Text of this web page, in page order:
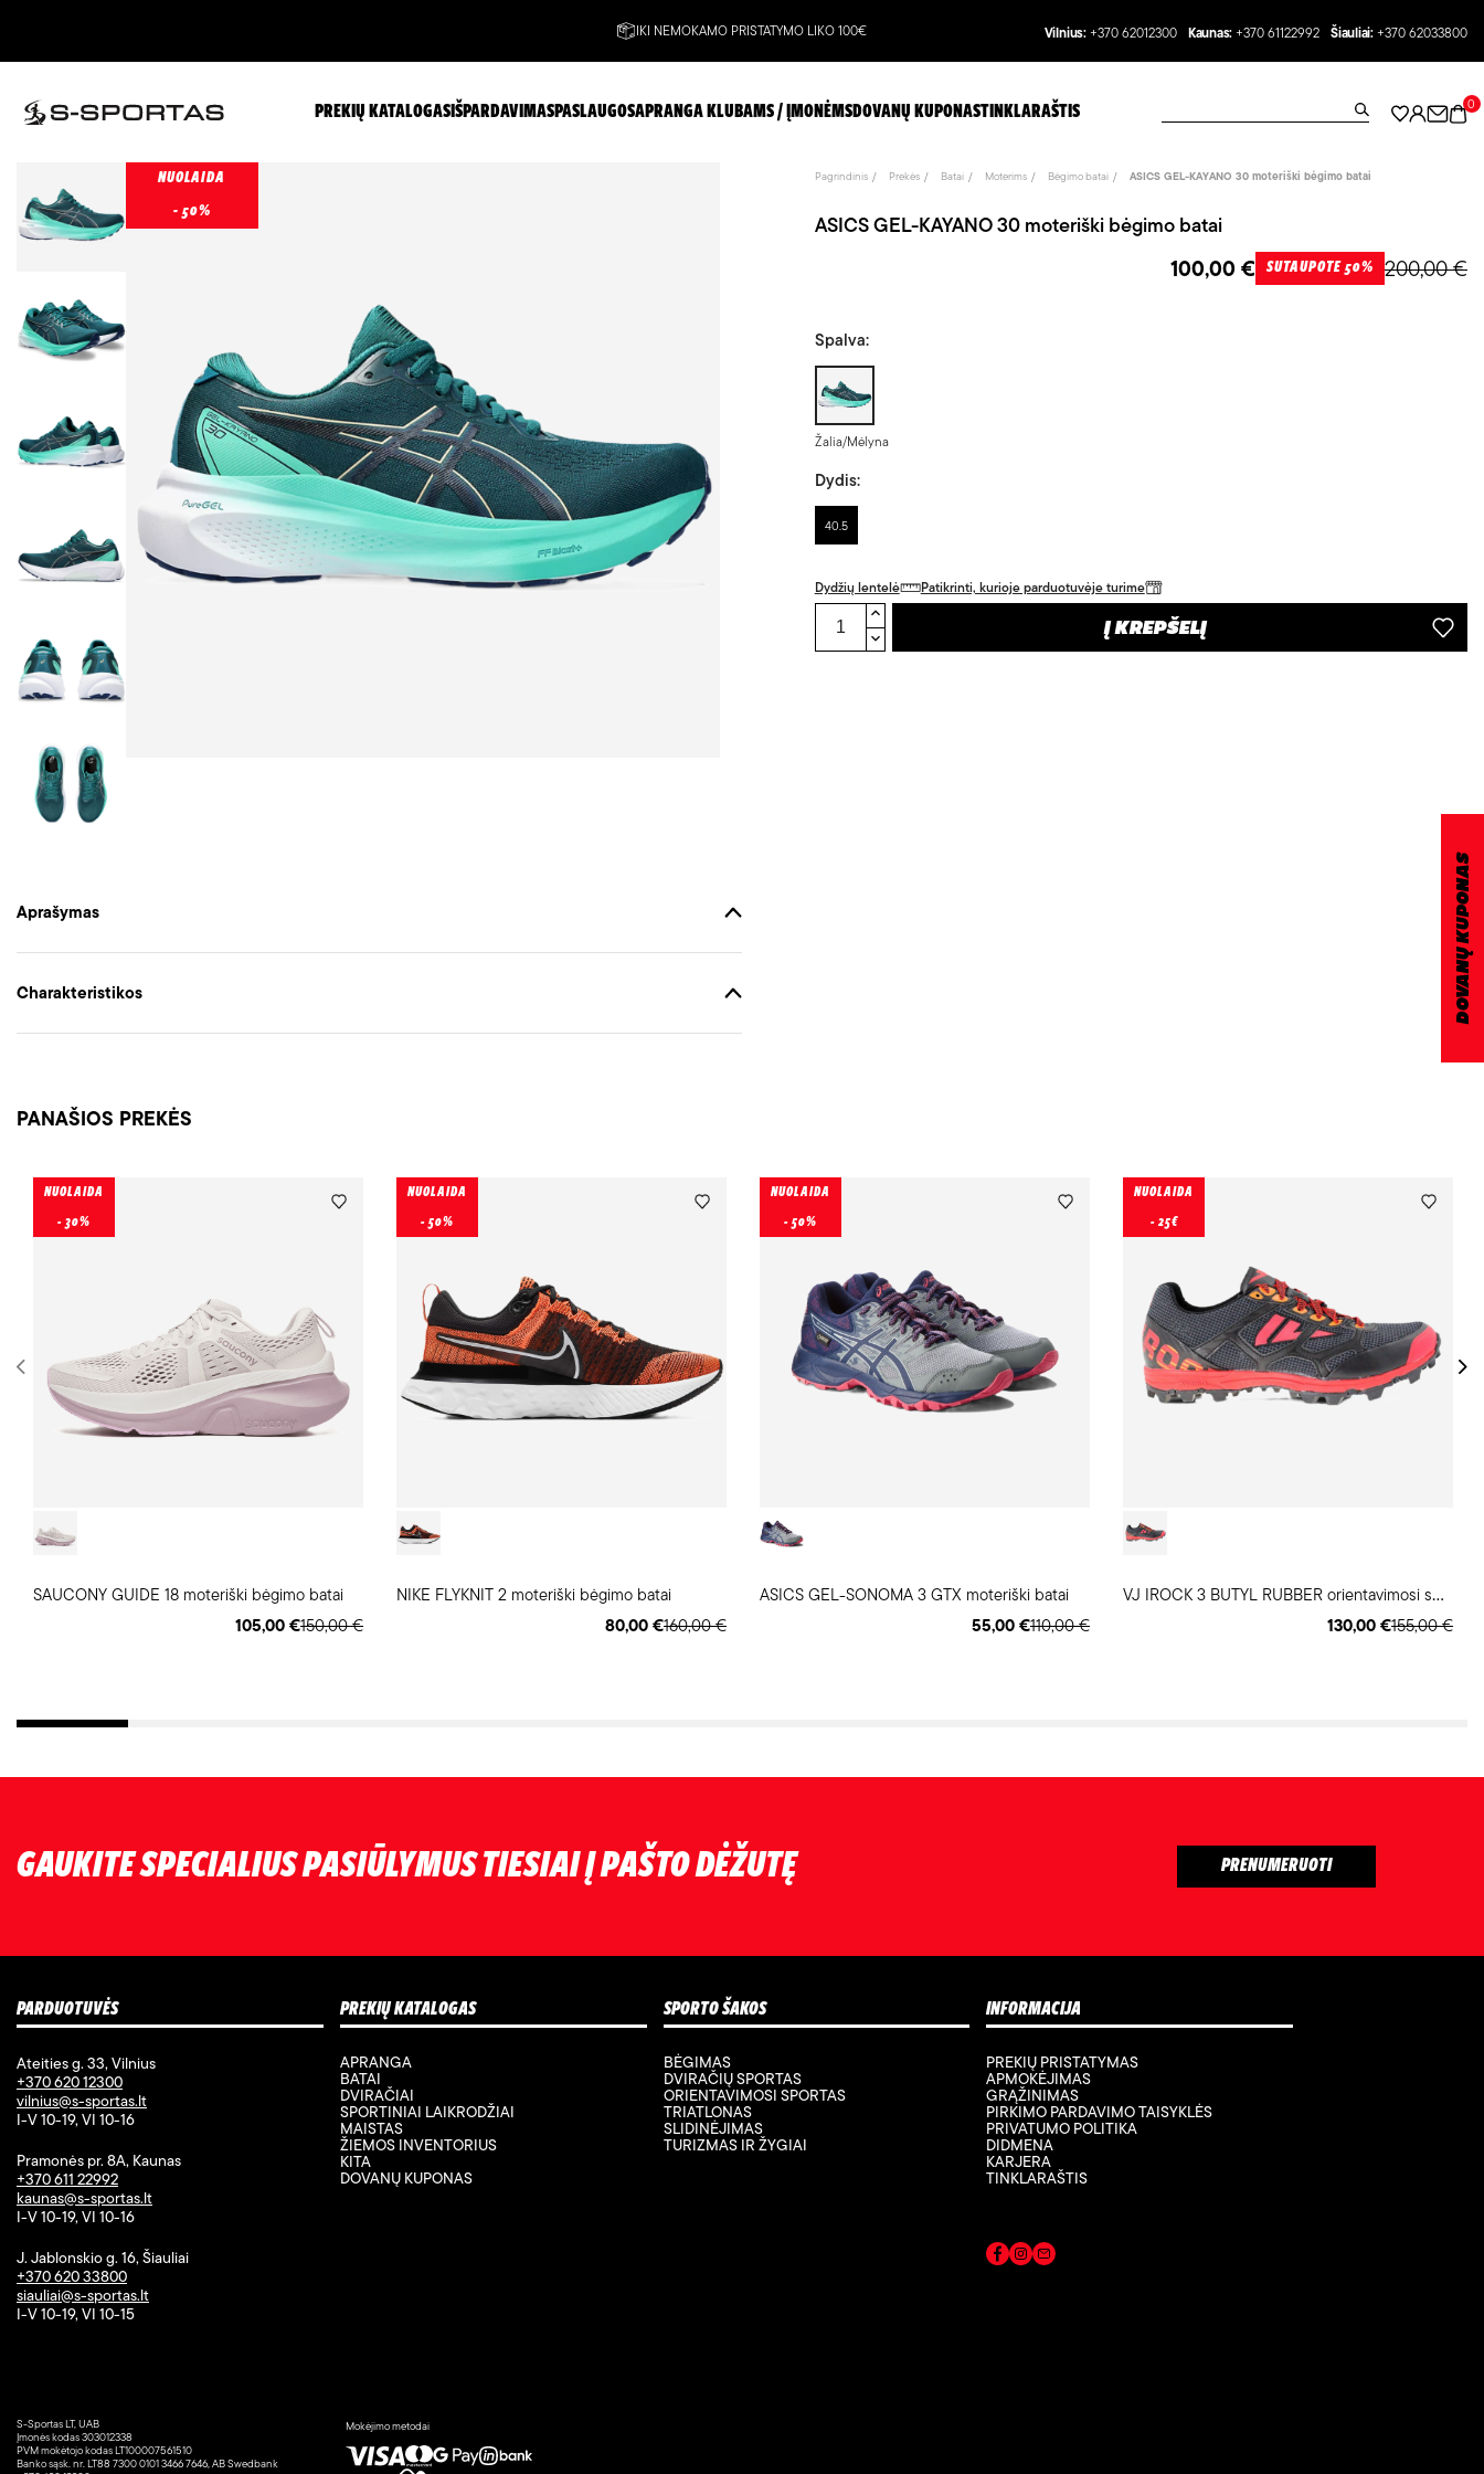
IKI NEMOKAMO PRISTATYMO LIKO 100€ Vilnius: +370 62012300 Kaunas: +370 61122992 Šiauliai: +370 62033800
PREKIŲ KATALOGASIŠPARDAVIMASPASLAUGOSAPRANGA KLUBAMS / ĮMONĖMSDOVANŲ KUPONASTINKLARAŠTIS 0
NUOLAIDA
- 50%
Aprašymas
Charakteristikos
Pagrindinis Prekės Batai Moterims Bėgimo batai ASICS GEL-KAYANO 30 moteriški bėgimo batai
ASICS GEL-KAYANO 30 moteriški bėgimo batai
200,00 €
100,00 € SUTAUPOTE 50%
Spalva:
Žalia/Mėlyna
Dydis:
40.5
Dydžių lentelė Patikrinti, kurioje parduotuvėje turime
Į KREPŠELĮ
PANAŠIOS PREKĖS
SAUCONY GUIDE 18 moteriški bėgimo batai
150,00 €
105,00 €
NUOLAIDA
- 30%
NIKE FLYKNIT 2 moteriški bėgimo batai
160,00 €
80,00 €
NUOLAIDA
- 50%
ASICS GEL-SONOMA 3 GTX moteriški batai
110,00 €
55,00 €
NUOLAIDA
- 50%
V
J IROCK 3 BUTYL RUBBER orientavimosi sporto batai
155,00 €
130,00 €
NUOLAIDA
- 25€
GAUKITE SPECIALIUS PASIŪLYMUS TIESIAI Į PAŠTO DĖŽUTĘ
DOVANŲ KUPONAS
PARDUOTUVĖS
Ateities g. 33, Vilnius
+370 620 12300
vilnius@s-sportas.lt
I-V 10-19, VI 10-16
Pramonės pr. 8A, Kaunas
+370 611 22992
kaunas@s-sportas.lt
I-V 10-19, VI 10-16
J. Jablonskio g. 16, Šiauliai
+370 620 33800
siauliai@s-sportas.lt
I-V 10-19, VI 10-15
PREKIŲ KATALOGAS
APRANGA
BATAI
DVIRAČIAI
SPORTINIAI LAIKRODŽIAI
MAISTAS
ŽIEMOS INVENTORIUS
KITA
DOVANŲ KUPONAS
SPORTO ŠAKOS
BĖGIMAS
DVIRAČIŲ SPORTAS
ORIENTAVIMOSI SPORTAS
TRIATLONAS
SLIDINĖJIMAS
TURIZMAS IR ŽYGIAI
INFORMACIJA
PREKIŲ PRISTATYMAS
APMOKĖJIMAS
GRĄŽINIMAS
PIRKIMO PARDAVIMO TAISYKLĖS
PRIVATUMO POLITIKA
DIDMENA
KARJERA
TINKLARAŠTIS
S-Sportas LT, UAB
Įmonės kodas 303012338
PVM mokėtojo kodas LT100007561510
Banko sąsk. nr. LT88 7300 0101 3466 7646, AB Swedbank
Mokėjimo metodai